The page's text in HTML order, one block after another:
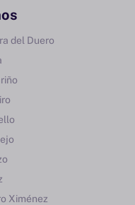
del Duero
Ximénez